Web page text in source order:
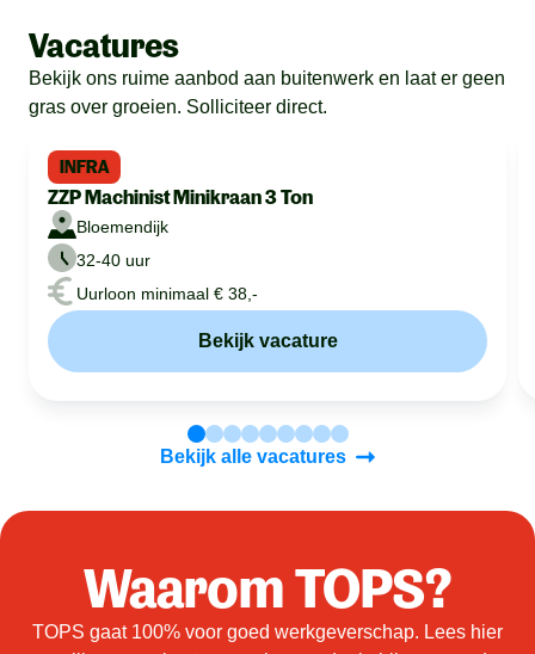
Vacatures
Bekijk ons ruime aanbod aan buitenwerk en laat er geen
gras over groeien. Solliciteer direct.
INFRA
ZZP Machinist Minikraan 3 Ton
Bloemendijk
32-40 uur
Uurloon minimaal € 38,-
Bekijk vacature
Bekijk alle vacatures
Waarom TOPS?
TOPS gaat 100% voor goed werkgeverschap. Lees hier